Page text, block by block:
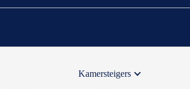
Kamersteigers